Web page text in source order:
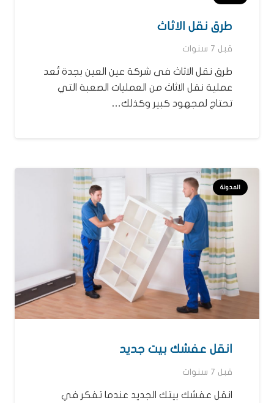
طرق نقل الاثاث
قبل 7 سنوات
طرق نقل الاثاث فى شركة عين العين بجدة تُعد
عملية نقل الاثاث من العمليات الصعبة التي
تحتاج لمجهود كبير وكذلك…
المدونة
انقل عفشك بيت جديد
قبل 7 سنوات
انقل عفشك بيتك الجديد عندما تفكر في